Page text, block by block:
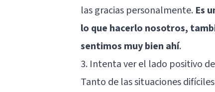
las gracias personalmente. Es
lo que hacerlo nosotros,
sentimos muy bien ahí.
3. Intenta ver el lado positivo
Tanto de las situaciones